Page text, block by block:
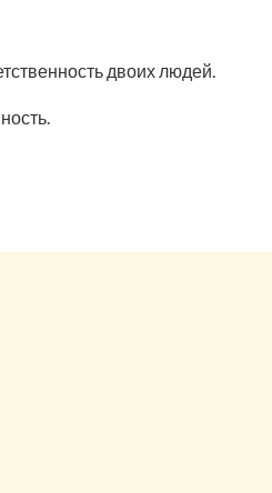
двоих людей.